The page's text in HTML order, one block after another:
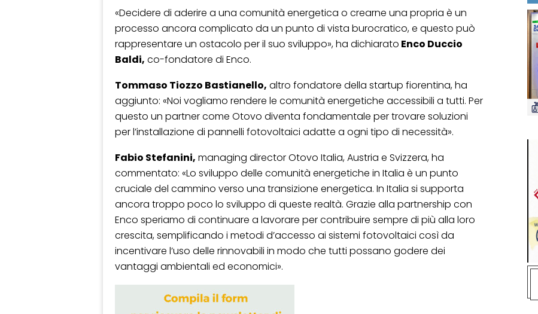
«Decidere di aderire a una comunità energetica o crearne una propria è un
processo ancora complicato da un punto di vista burocratico, e questo può
rappresentare un ostacolo per il suo sviluppo», ha dichiarato Enco Duccio
Baldi, co-fondatore di Enco.
Tommaso Tiozzo Bastianello, altro fondatore della startup fiorentina, ha
aggiunto: «Noi vogliamo rendere le comunità energetiche accessibili a tutti. Per
questo un partner come Otovo diventa fondamentale per trovare soluzioni
per l’installazione di pannelli fotovoltaici adatte a ogni tipo di necessità».
Fabio Stefanini, managing director Otovo Italia, Austria e Svizzera, ha
commentato: «Lo sviluppo delle comunità energetiche in Italia è un punto
cruciale del cammino verso una transizione energetica. In Italia si supporta
ancora troppo poco lo sviluppo di queste realtà. Grazie alla partnership con
Enco speriamo di continuare a lavorare per contribuire sempre di più alla loro
crescita, semplificando i metodi d’accesso ai sistemi fotovoltaici così da
incentivare l’uso delle rinnovabili in modo che tutti possano godere dei
vantaggi ambientali ed economici».